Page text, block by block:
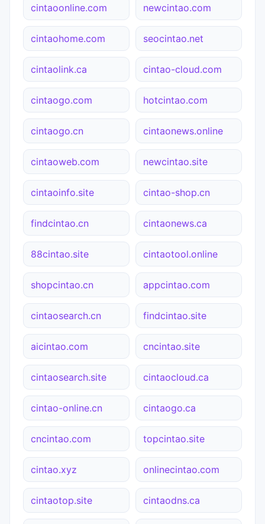
cintaoonline.com newcintao.com
cintaohome.com seocintao.net
cintaolink.ca cintao-cloud.com
cintaogo.com hotcintao.com
cintaogo.cn cintaonews.online
cintaoweb.com newcintao.site
cintaoinfo.site cintao-shop.cn
findcintao.cn cintaonews.ca
88cintao.site cintaotool.online
shopcintao.cn appcintao.com
cintaosearch.cn findcintao.site
aicintao.com cncintao.site
cintaosearch.site cintaocloud.ca
cintao-online.cn cintaogo.ca
cncintao.com topcintao.site
cintao.xyz onlinecintao.com
cintaotop.site cintaodns.ca